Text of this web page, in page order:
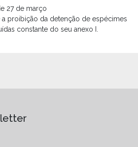
27 de março
a proibição da detenção de espécimes
constante do seu anexo I.